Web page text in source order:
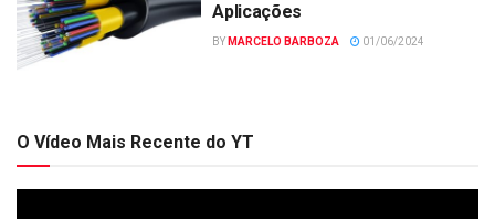
Aplicações
BY MARCELO BARBOZA 01/06/2024
O Vídeo Mais Recente do YT